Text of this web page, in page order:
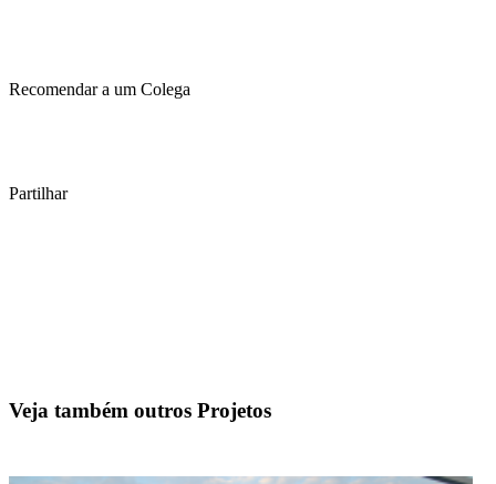
Recomendar a um Colega
Partilhar
Veja também outros Projetos